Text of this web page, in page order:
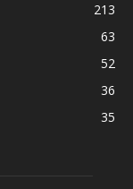
213
63
52
36
35